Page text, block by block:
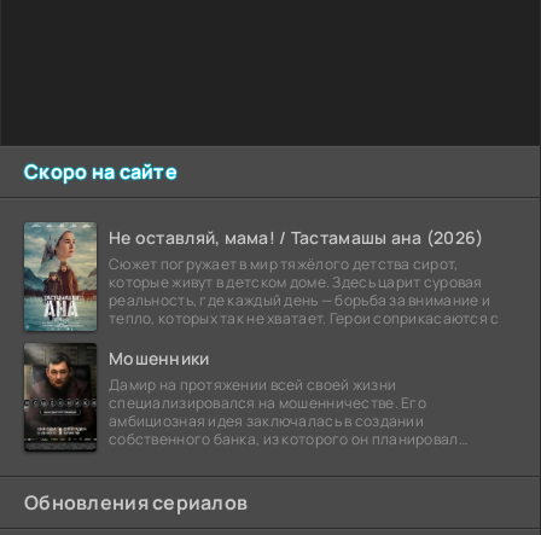
Скоро на сайте
Не оставляй, мама! / Тастамашы ана (2026)
Сюжет погружает в мир тяжёлого детства сирот,
которые живут в детском доме. Здесь царит суровая
реальность, где каждый день — борьба за внимание и
тепло, которых так не хватает. Герои соприкасаются с
Мошенники
Дамир на протяжении всей своей жизни
специализировался на мошенничестве. Его
амбициозная идея заключалась в создании
собственного банка, из которого он планировал
Обновления сериалов